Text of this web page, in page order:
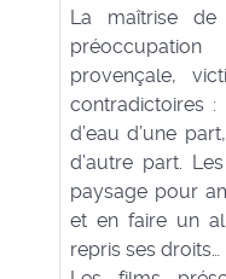
La maîtrise
provençale,
contradictoires
d’eau d’une
d’autre part.
paysage pour
et en faire un
repris ses droits…